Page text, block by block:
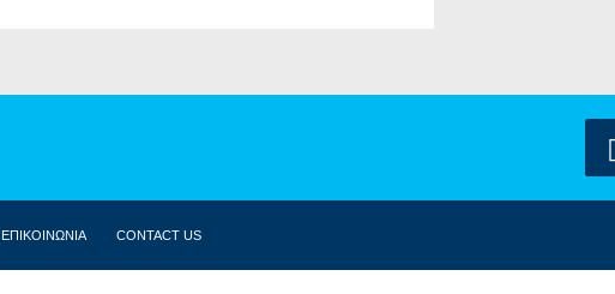
ΕΠΙΚΟΙΝΩΝΙΑ CONTACT US